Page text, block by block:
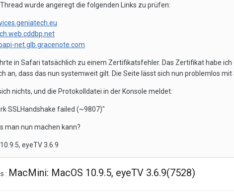
wurde angeregt die folgenden Links zu prüfen:
net.glb.gracenote.com
in Safari tatsächlich zu einem Zertifikatsfehler. Das Zertifikat habe
an, dass das nun systemweit gilt. Die Seite lässt sich nun problemlos
nichts, und die Protokolldatei in der Konsole meldet:
SSLHandshake failed (~9807)"
man nun machen kann?
eyeTV 3.6.9
: MacMini: MacOS 10.9.5, eyeTV 3.6.9(7528)